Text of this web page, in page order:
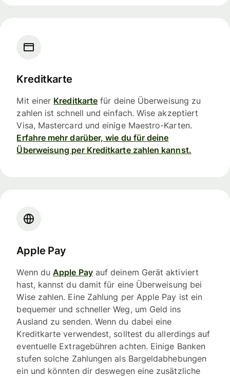
Kreditkarte
Mit einer Kreditkarte für deine Überweisung zu
zahlen ist schnell und einfach. Wise akzeptiert
Visa, Mastercard und einige Maestro-Karten.
Erfahre mehr darüber, wie du für deine
Überweisung per Kreditkarte zahlen kannst.
Apple Pay
Wenn duApple Payauf deinem Gerät aktiviert
hast, kannst du damit für eine Überweisung bei
Wise zahlen. Eine Zahlung per Apple Pay ist ein
bequemer und schneller Weg, um Geld ins
Ausland zu senden. Wenn du dabei eine
Kreditkarte verwendest, solltest du allerdings auf
eventuelle Extragebühren achten. Einige Banken
stufen solche Zahlungen als Bargeldabhebungen
ein und könnten dir deswegen eine zusätzliche